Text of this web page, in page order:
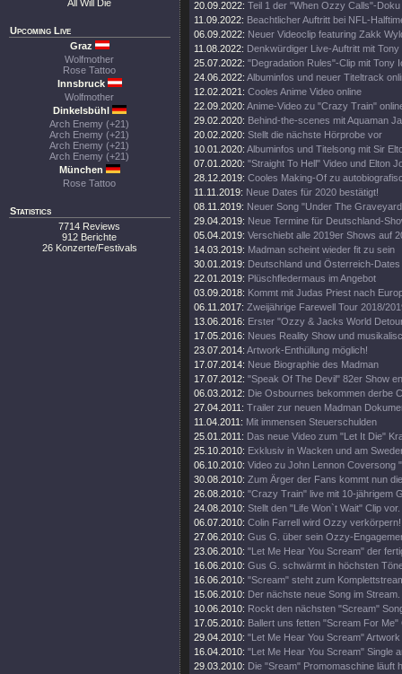
All Will Die
Upcoming Live
Graz
Wolfmother
Rose Tattoo
Innsbruck
Wolfmother
Dinkelsbühl
Arch Enemy (+21)
Arch Enemy (+21)
Arch Enemy (+21)
Arch Enemy (+21)
München
Rose Tattoo
Statistics
7714 Reviews
912 Berichte
26 Konzerte/Festivals
20.09.2022: Teil 1 der "When Ozzy Calls"-Doku
11.09.2022: Beachtlicher Auftritt bei NFL-
06.09.2022: Neuer Videoclip featuring Zakk
11.08.2022: Denkwürdiger Live-Auftritt mit Tony
25.07.2022: "Degradation Rules"-Clip mit Tony
24.06.2022: Albuminfos und neuer Titeltrack
12.02.2021: Cooles Anime Video online
22.09.2020: Anime-Video zu "Crazy Train"
29.02.2020: Behind-the-scenes mit Aquaman
20.02.2020: Stellt die nächste Hörprobe vor
10.01.2020: Albuminfos und Titelsong mit Sir
07.01.2020: "Straight To Hell" Video und Elton
28.12.2019: Cooles Making-Of zu
11.11.2019: Neue Dates für 2020 bestätigt!
08.11.2019: Neuer Song "Under The
29.04.2019: Neue Termine für Deutschland-
05.04.2019: Verschiebt alle 2019er Shows auf
14.03.2019: Madman scheint wieder fit zu sein
30.01.2019: Deutschland und Österreich-
22.01.2019: Plüschfledermaus im Angebot
03.09.2018: Kommt mit Judas Priest nach
06.11.2017: Zweijährige Farewell Tour 2018/
13.06.2016: Erster "Ozzy & Jacks World
17.05.2016: Neues Reality Show und
23.07.2014: Artwork-Enthüllung möglich!
17.07.2014: Neue Biographie des Madman
17.07.2012: "Speak Of The Devil" 82er Show
06.03.2012: Die Osbournes bekommen derbe
27.04.2011: Trailer zur neuen Madman
11.04.2011: Mit immensen Steuerschulden
25.01.2011: Das neue Video zum "Let It Die"
25.10.2010: Exklusiv in Wacken und am
06.10.2010: Video zu John Lennon Coversong
30.08.2010: Zum Ärger der Fans kommt nun
26.08.2010: "Crazy Train" live mit 10-jährigem
24.08.2010: Stellt den "Life Won`t Wait" Clip vor.
06.07.2010: Colin Farrell wird Ozzy verkörpern!
27.06.2010: Gus G. über sein Ozzy-
23.06.2010: "Let Me Hear You Scream" der
16.06.2010: Gus G. schwärmt in höchsten
16.06.2010: "Scream" steht zum
15.06.2010: Der nächste neue Song im Stream.
10.06.2010: Rockt den nächsten "Scream"
17.05.2010: Ballert uns fetten "Scream For Me"
29.04.2010: "Let Me Hear You Scream" Artwork
16.04.2010: "Let Me Hear You Scream" Single
29.03.2010: Die "Sream" Promomaschine läuft